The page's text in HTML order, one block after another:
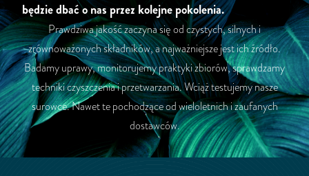
będzie dbać o nas przez kolejne pokolenia.
Prawdziwa jakość zaczyna się od czystych, silnych i
zrównoważonych składników, a najważniejsze jest ich źródło.
Badamy uprawy, monitorujemy praktyki zbiorów, sprawdzamy
techniki czyszczenia i przetwarzania. Wciąż testujemy nasze
surowce. Nawet te pochodzące od wieloletnich i zaufanych
dostawców.